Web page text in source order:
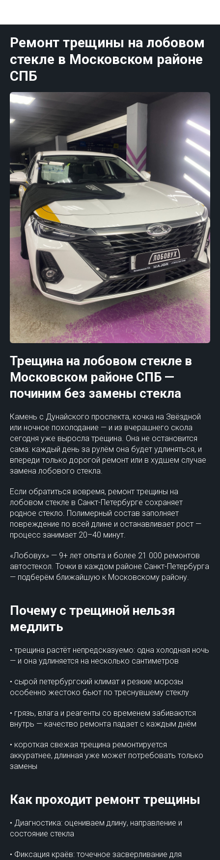
Ремонт трещины на лобовом
стекле в Московском районе
СПБ
Трещина на лобовом стекле в
Московском районе СПБ —
починим без замены стекла
Камень с Дунайского проспекта, кочка на Звёздной
или ночное похолодание — и из вчерашнего скола
сегодня уже выросла трещина. Она не остановится
сама: каждый день за рулём она будет удлиняться, и
впереди только дорогой ремонт или в худшем случае
замена лобового стекла.
Если обратиться вовремя, ремонт трещины на
лобовом стекле в Санкт-Петербурге сохраняет
родное стекло. Полимерный состав заполняет
повреждение по всей длине и останавливает рост —
процесс занимает 20–40 минут.
«Лобовух» — 9+ лет опыта и более 21 000 ремонтов
автостекол. Точки в каждом районе Санкт-Петербурга
— подберём ближайшую к Московскому району.
Почему с трещиной нельзя
медлить
• трещина растёт непредсказуемо: одна холодная ночь
— и она удлиняется на несколько сантиметров
• сырой петербургский климат и резкие морозы
особенно жестоко бьют по треснувшему стеклу
• грязь, влага и реагенты со временем забиваются
внутрь — качество ремонта падает с каждым днём
• короткая свежая трещина ремонтируется
аккуратнее, длинная уже может потребовать только
замены
Как проходит ремонт трещины
• Диагностика: оцениваем длину, направление и
состояние стекла
• Фиксация краёв: точечное засверливание для